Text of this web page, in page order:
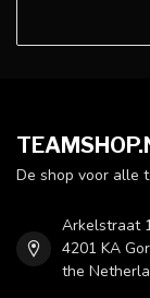
De shop voor alle
Arkelstraat
4201 KA
the